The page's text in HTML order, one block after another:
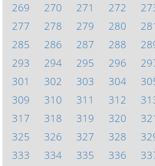
269
270 271 272
277
278 279 280
285
286 287 288
293
294 295 296
301
302 303 304
309
310 311 312
317
318 319 320
325
326 327 328
333
334 335 336